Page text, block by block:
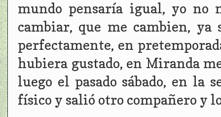
mundo pensaría igual, yo no
cambiar, que me cambien,
perfectamente, en
hubiera gustado, en Miranda
luego el pasado sábado, en la
físico y salió otro compañero y